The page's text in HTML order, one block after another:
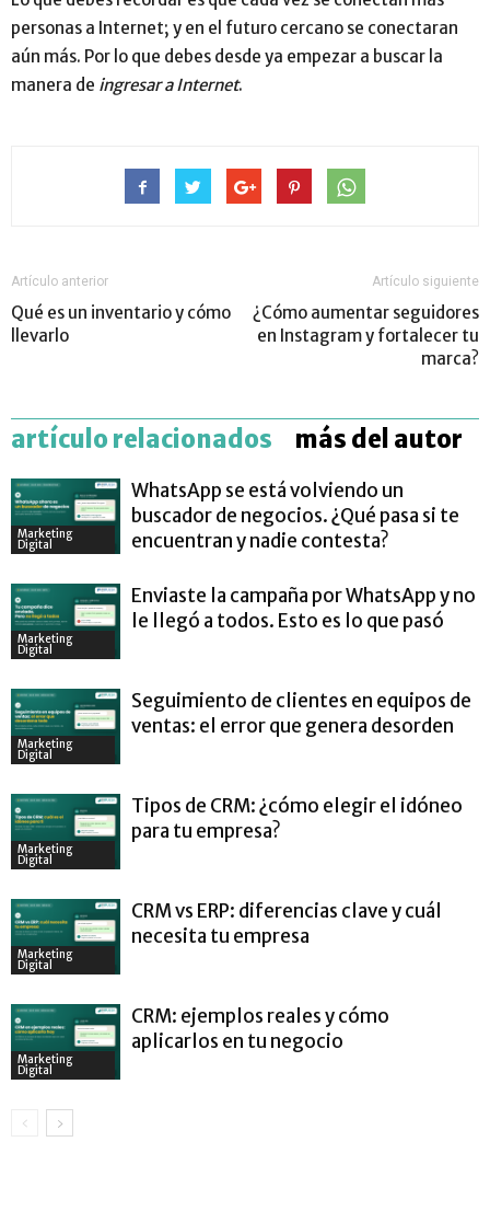
personas a Internet; y en el futuro cercano se conectaran
aún más. Por lo que debes desde ya empezar a buscar la
manera de ingresar a Internet.
Artículo anterior
Qué es un inventario y cómo
llevarlo
Artículo siguiente
¿Cómo aumentar seguidores
en Instagram y fortalecer tu
marca?
artículo relacionados más del autor
Marketing
Digital
WhatsApp se está volviendo un
buscador de negocios. ¿Qué pasa si te
encuentran y nadie contesta?
Marketing
Digital
Enviaste la campaña por WhatsApp y no
le llegó a todos. Esto es lo que pasó
Marketing
Digital
Seguimiento de clientes en equipos de
ventas: el error que genera desorden
Marketing
Digital
Tipos de CRM: ¿cómo elegir el idóneo
para tu empresa?
Marketing
Digital
CRM vs ERP: diferencias clave y cuál
necesita tu empresa
Marketing
Digital
CRM: ejemplos reales y cómo
aplicarlos en tu negocio